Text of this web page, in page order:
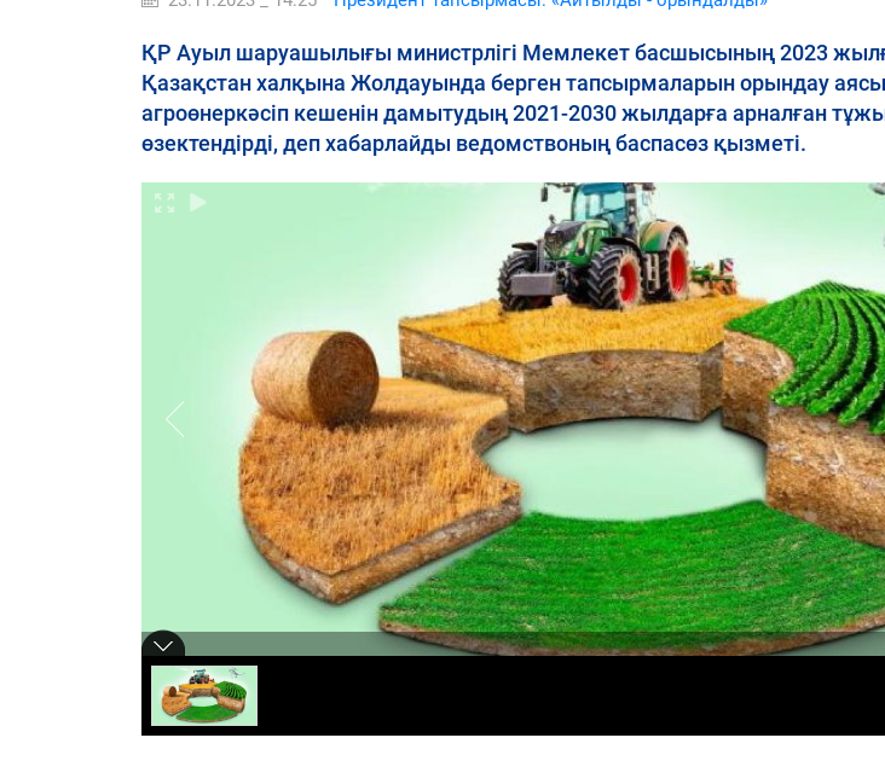
ҚР Ауыл шаруашылығы министрлігі Мемлекет басшысының 2023
Қазақстан халқына Жолдауында берген тапсырмаларын орындау
агроөнеркәсіп кешенін дамытудың 2021-2030 жылдарға арналған
өзектендірді, деп хабарлайды ведомствоның баспасөз қызметі.